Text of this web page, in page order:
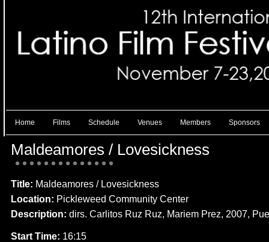
Home Films Schedule Venues Members Sponsors
Maldeamores / Lovesickness
Title: Maldeamores / Lovesickness
Location: Pickleweed Community Center
Description: dirs. Carlitos Ruz Ruz, Mariem Prez, 2007,
Start Time: 16:15